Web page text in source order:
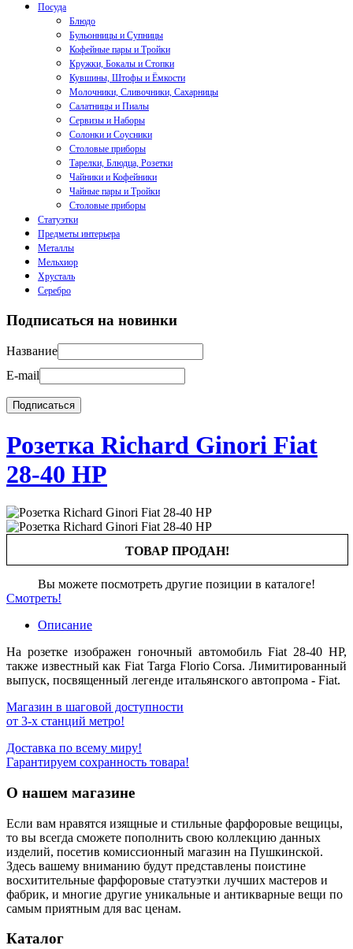
Посуда
Блюдо
Бульонницы и Супницы
Кофейные пары и Тройки
Кружки, Бокалы и Стопки
Кувшины, Штофы и Ёмкости
Молочники, Сливочники, Сахарницы
Салатницы и Пиалы
Сервизы и Наборы
Солонки и Соусники
Столовые приборы
Тарелки, Блюдца, Розетки
Чайники и Кофейники
Чайные пары и Тройки
Столовые приборы
Статуэтки
Предметы интерьера
Металлы
Мельхиор
Хрусталь
Серебро
Подписаться на новинки
Название
E-mail
Розетка Richard Ginori Fiat
28-40 HP
ТОВАР ПРОДАН!
Вы можете посмотреть другие позиции в каталоге!
Смотреть!
Описание
На розетке изображен гоночный автомобиль Fiat 28-40 HP,
также известный как Fiat Targa Florio Corsa. Лимитированный
выпуск, посвященный легенде итальянского автопрома - Fiat.
Магазин в шаговой доступности
от 3-х станций метро!
Доставка по всему миру!
Гарантируем сохранность товара!
О нашем магазине
Если вам нравятся изящные и стильные фарфоровые вещицы,
то вы всегда сможете пополнить свою коллекцию данных
изделий, посетив комиссионный магазин на Пушкинской.
Здесь вашему вниманию будут представлены поистине
восхитительные фарфоровые статуэтки лучших мастеров и
фабрик, и многие другие уникальные и антикварные вещи по
самым приятным для вас ценам.
Каталог